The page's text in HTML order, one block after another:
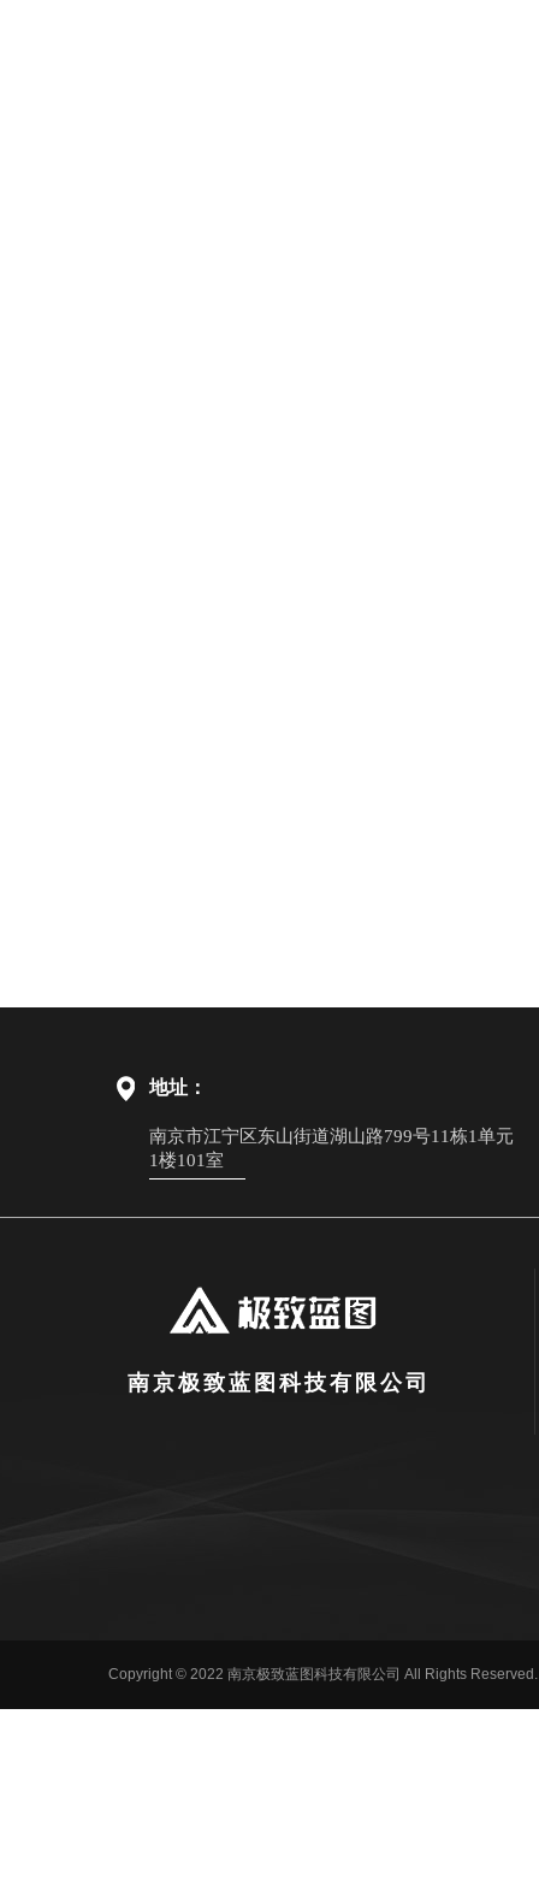
地址：
南京市江宁区东山街道湖山路799号11栋1单元
1楼101室
南京极致蓝图科技有限公司
Copyright © 2022 南京极致蓝图科技有限公司 All Rights